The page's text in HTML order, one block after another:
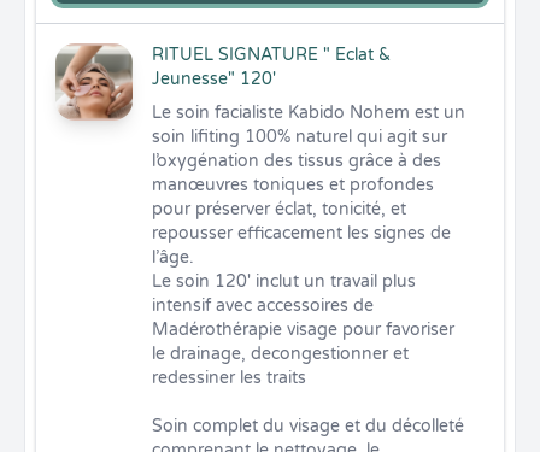
RITUEL SIGNATURE " Eclat &
Jeunesse" 120'
Le soin facialiste Kabido Nohem est un
soin lifiting 100% naturel qui agit sur
l’oxygénation des tissus grâce à des
manœuvres toniques et profondes
pour préserver éclat, tonicité, et
repousser efficacement les signes de
l’âge.
Le soin 120' inclut un travail plus
intensif avec accessoires de
Madérothérapie visage pour favoriser
le drainage, decongestionner et
redessiner les traits
Soin complet du visage et du décolleté